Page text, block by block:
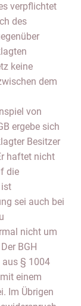
verpflichtet
des
keine
dem
von
ergebe sich
Besitzer
haftet nicht
die
sei auch bei
nicht um
BGH
aus § 1004
einem
Im Übrigen